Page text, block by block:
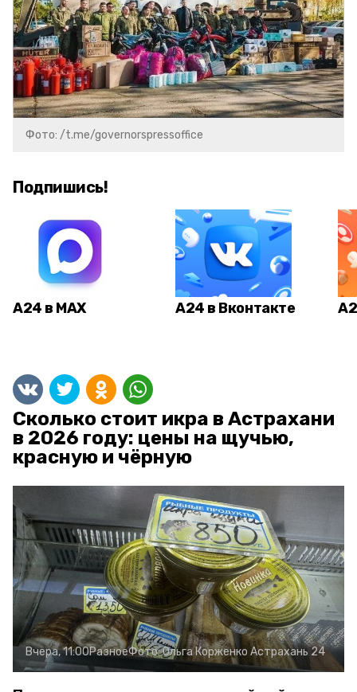
Фото: /t.me/governorspressoffice
Подпишись!
А24 в MAX А24 в Вконтакте
Сколько стоит икра в Астрахани
в 2026 году: цены на щучью,
красную и чёрную
Вчера, 11:00РазноеФото:Ольга Корженко Астрахань 24